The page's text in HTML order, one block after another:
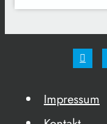
Impressum